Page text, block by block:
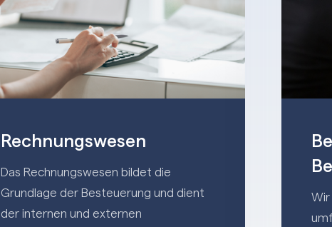
Rechnungswesen
Das Rechnungswesen bildet die
Grundlage der Besteuerung und dient
der internen und externen
Wir